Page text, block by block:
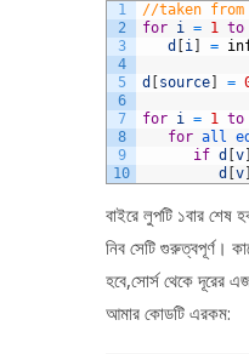
1
2
3
4
5
6
7
8
9
10
//taken from
for i = 1 to
d
i =
d source =
for i = 1 to
for all
if d v
d
v
বাইরে লুপটি ১বার শেষ
নিব সেটি গুরুত্বপূর্ণ।
হবে,সোর্স থেকে দূরের
আমার কোডটি এরকম: